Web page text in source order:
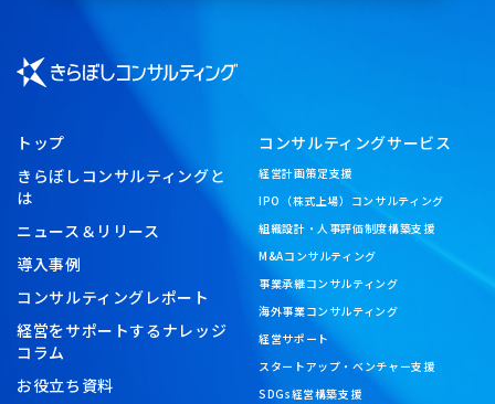
トップ
きらぼしコンサルティングと
は
ニュース＆リリース
導入事例
コンサルティングレポート
経営をサポートするナレッジ
コラム
お役立ち資料
コンサルティングサービス
経営計画策定支援
IPO（株式上場）コンサルティング
組織設計・人事評価制度構築支援
M&Aコンサルティング
事業承継コンサルティング
海外事業コンサルティング
経営サポート
スタートアップ・ベンチャー支援
SDGs経営構築支援